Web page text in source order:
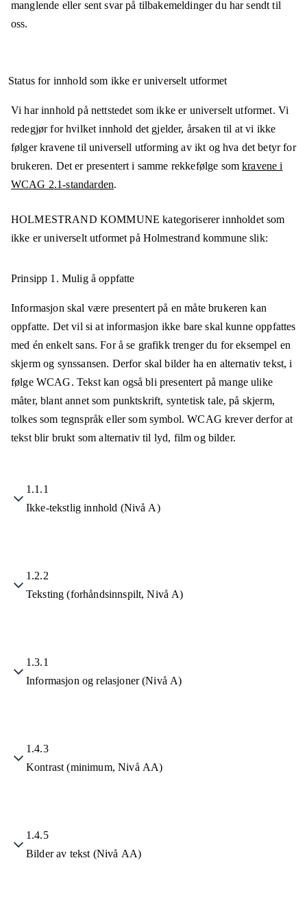
manglende eller sent svar på tilbakemeldinger du har sendt til
oss.
Status for innhold som ikke er universelt utformet
Vi har innhold på nettstedet som ikke er universelt utformet. Vi
redegjør for hvilket innhold det gjelder, årsaken til at vi ikke
følger kravene til universell utforming av ikt og hva det betyr for
brukeren. Det er presentert i samme rekkefølge somkravene i
WCAG 2.1-standarden.
HOLMESTRAND KOMMUNE kategoriserer innholdet som
ikke er universelt utformet på Holmestrand kommune slik:
Prinsipp 1. Mulig å oppfatte
Informasjon skal være presentert på en måte brukeren kan
oppfatte. Det vil si at informasjon ikke bare skal kunne oppfattes
med én enkelt sans. For å se grafikk trenger du for eksempel en
skjerm og synssansen. Derfor skal bilder ha en alternativ tekst, i
følge WCAG. Tekst kan også bli presentert på mange ulike
måter, blant annet som punktskrift, syntetisk tale, på skjerm,
tolkes som tegnspråk eller som symbol. WCAG krever derfor at
tekst blir brukt som alternativ til lyd, film og bilder.
1.1.1
Ikke-tekstlig innhold (Nivå A)
1.2.2
Teksting (forhåndsinnspilt, Nivå A)
1.3.1
Informasjon og relasjoner (Nivå A)
1.4.3
Kontrast (minimum, Nivå AA)
1.4.5
Bilder av tekst (Nivå AA)